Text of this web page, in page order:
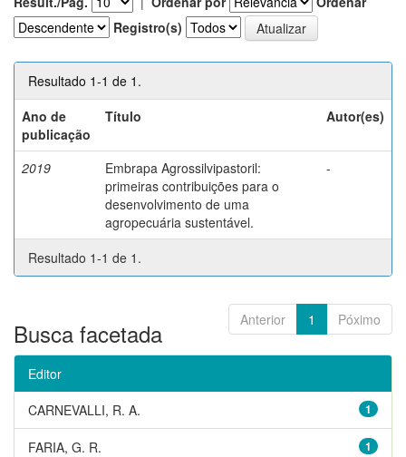
Registro(s)
Resultado 1-1 de 1.
Ano de
publicação
Título Autor(es)
2019
Embrapa Agrossilvipastoril:
primeiras contribuições para o
desenvolvimento de uma
agropecuária sustentável.
-
Resultado 1-1 de 1.
Anterior 1 Póximo
Busca facetada
Editor
1
CARNEVALLI, R. A.
1
FARIA, G. R.